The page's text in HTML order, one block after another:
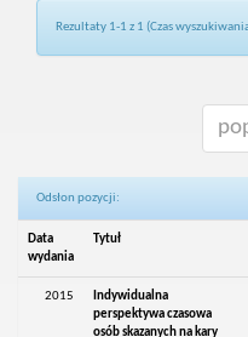
Rezultaty 1-1 z 1 (Czas
Odsłon pozycji:
Data
wydania
Tytuł
2015
Indywidualna
perspektywa czasowa
osób skazanych na kary